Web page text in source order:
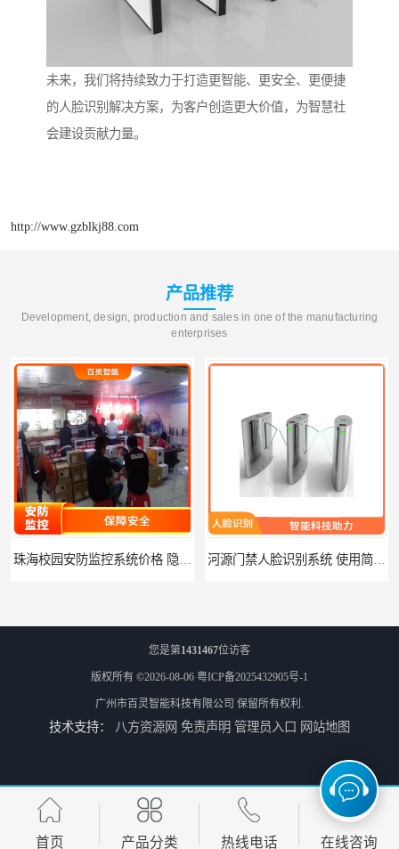
未来，我们将持续致力于打造更智能、更安全、更便捷
的人脸识别解决方案，为客户创造更大价值，为智慧社
会建设贡献力量。
http://www.gzblkj88.com
产品推荐
Development, design, production and sales in one of the manufacturing
enterprises
珠海校园安防监控系统价格 隐私保护 能够长时间稳定运行 河源门禁人脸识别系统 使用简单方便 无需人工干预
潮州人脸识别系统价格 能够识别活体人脸 非接触性 潮州智能人脸识别系统 可以应用于不同场景 高度自动化
您是第1431467位访客
版权所有 ©2026-08-06 粤ICP备2025432905号-1
广州市百灵智能科技有限公司 保留所有权利.
技术支持： 八方资源网 免责声明 管理员入口 网站地图
首页 产品分类 热线电话 在线咨询